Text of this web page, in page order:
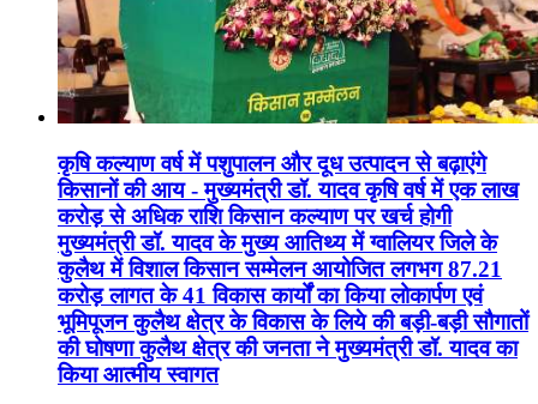
कृषि कल्याण वर्ष में पशुपालन और दूध उत्पादन से बढ़ाएंगे
किसानों की आय - मुख्यमंत्री डॉ. यादव कृषि वर्ष में एक लाख
करोड़ से अधिक राशि किसान कल्याण पर खर्च होगी
मुख्यमंत्री डॉ. यादव के मुख्य आतिथ्य में ग्वालियर जिले के
कुलैथ में विशाल किसान सम्मेलन आयोजित लगभग 87.21
करोड़ लागत के 41 विकास कार्यों का किया लोकार्पण एवं
भूमिपूजन कुलैथ क्षेत्र के विकास के लिये की बड़ी-बड़ी सौगातों
की घोषणा कुलैथ क्षेत्र की जनता ने मुख्यमंत्री डॉ. यादव का
किया आत्मीय स्वागत